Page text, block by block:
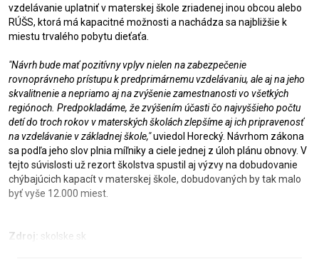
vzdelávanie uplatniť v materskej škole zriadenej inou obcou alebo
RÚŠS, ktorá má kapacitné možnosti a nachádza sa najbližšie k
miestu trvalého pobytu dieťaťa.
"Návrh bude mať pozitívny vplyv nielen na zabezpečenie
rovnoprávneho prístupu k predprimárnemu vzdelávaniu, ale aj na jeho
skvalitnenie a nepriamo aj na zvýšenie zamestnanosti vo všetkých
regiónoch. Predpokladáme, že zvýšením účasti čo najvyššieho počtu
detí do troch rokov v materských školách zlepšíme aj ich pripravenosť
na vzdelávanie v základnej škole,"uviedol Horecký. Návrhom zákona
sa podľa jeho slov plnia míľniky a ciele jednej z úloh plánu obnovy. V
tejto súvislosti už rezort školstva spustil aj výzvy na dobudovanie
chýbajúcich kapacít v materskej škole, dobudovaných by tak malo
byť vyše 12.000 miest.
Zdroj: skolske.sk